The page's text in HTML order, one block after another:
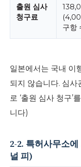
출원 심사
청구료
구항
일본에서는 국내 이
되지 않습니다. 심
로 ‘출원 심사 청구’
니다)
2-2. 특허사무소
널 피)